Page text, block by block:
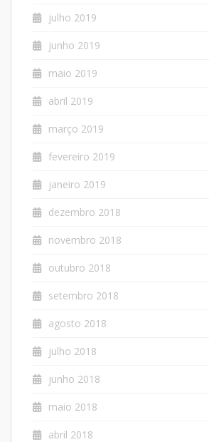
julho 2019
junho 2019
maio 2019
abril 2019
março 2019
fevereiro 2019
janeiro 2019
dezembro 2018
novembro 2018
outubro 2018
setembro 2018
agosto 2018
julho 2018
junho 2018
maio 2018
abril 2018